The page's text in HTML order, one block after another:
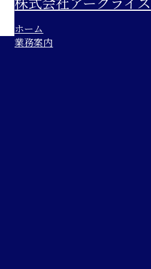
株式会社アークライズ
ホーム
業務案内